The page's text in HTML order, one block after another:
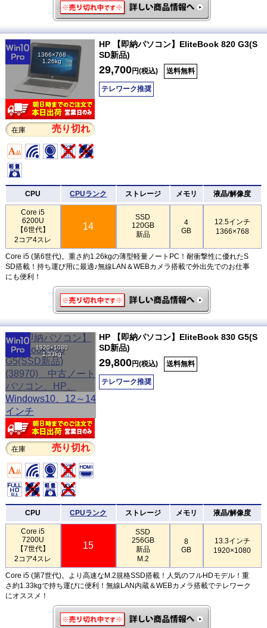
1366×768
1.26kg
在庫 売り切れ
HP 【即納パソコン】EliteBook 820 G3(S
SD新品)
29,700円(税込) 送料無料
テレワーク推奨
CPU CPUランク ストレージ メモリ 液晶/解像度
Core i5
6200U
【6世代】
2コア4スレ
14
SSD
120GB
新品
4
GB
12.5インチ
1366×768
Core i5 (第6世代)。重さ約1.26kgの薄型軽量ノートPC！耐衝撃性に優れたS
SD搭載！持ち運び用に最適♪無線LAN＆WEBカメラ搭載で外出先でのお仕事
にも便利！
1920×1080
1.33kg
在庫 売り切れ
HP 【即納パソコン】EliteBook 830 G5(S
SD新品)
29,800円(税込) 送料無料
テレワーク推奨
CPU CPUランク ストレージ メモリ 液晶/解像度
Core i5
7200U
【7世代】
2コア4スレ
15
SSD
256GB
新品
M.2
8
GB
13.3インチ
1920×1080
Core i5 (第7世代)。より高速なM.2規格SSD搭載！人気のフルHDモデル！重
さ約1.33kgで持ち運びに便利！無線LAN内蔵＆WEBカメラ搭載でテレワーク
にオススメ！